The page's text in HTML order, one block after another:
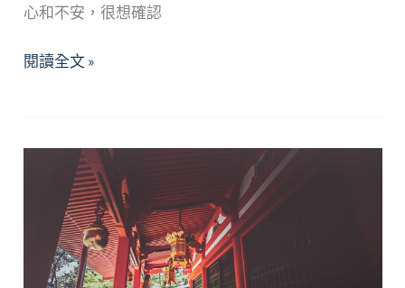
心和不安，很想確認
人
閱讀全文 »